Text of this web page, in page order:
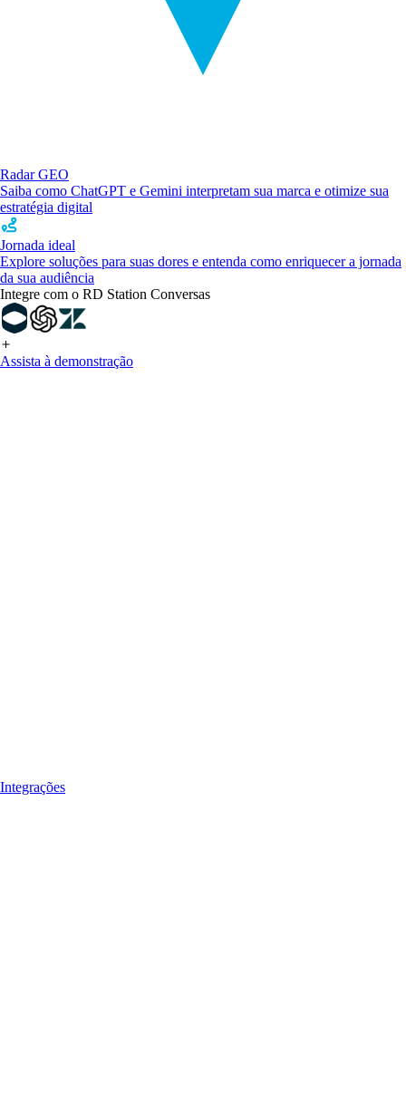
Radar GEO
Saiba como ChatGPT e Gemini interpretam sua marca e otimize sua
estratégia digital
Jornada ideal
Explore soluções para suas dores e entenda como enriquecer a jornada
da sua audiência
Integre com o RD Station Conversas
Assista à demonstração
Integrações